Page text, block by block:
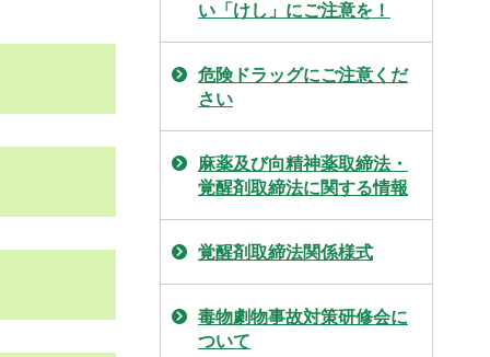
い「けし」にご注意を！
危険ドラッグにご注意くだ
さい
麻薬及び向精神薬取締法・
覚醒剤取締法に関する情報
覚醒剤取締法関係様式
毒物劇物事故対策研修会に
ついて